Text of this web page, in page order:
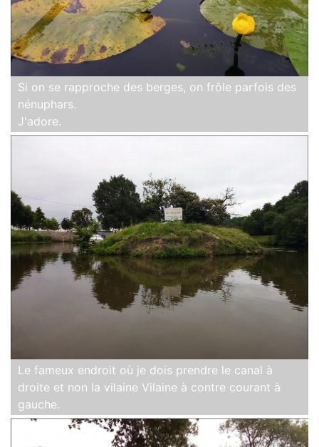
Si on se rapproche des berges, on frôle parfois des
nénuphars.
J'adore.
Le fameux endroit où je dois prendre le canal à
droite et non la vilaine Vilaine à contre courant à
gauche.